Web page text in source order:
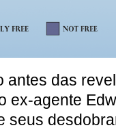
antes das
ex-agente
seus